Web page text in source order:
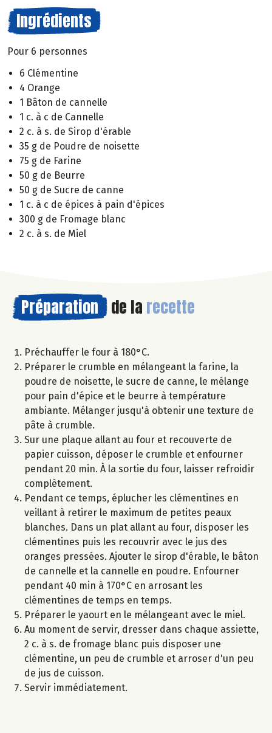
Ingrédients
Pour 6 personnes
6 Clémentine
4 Orange
1 Bâton de cannelle
1 c. à c de Cannelle
2 c. à s. de Sirop d'érable
35 g de Poudre de noisette
75 g de Farine
50 g de Beurre
50 g de Sucre de canne
1 c. à c de épices à pain d'épices
300 g de Fromage blanc
2 c. à s. de Miel
Préparation de la recette
Préchauffer le four à 180°C.
Préparer le crumble en mélangeant la farine, la
poudre de noisette, le sucre de canne, le mélange
pour pain d'épice et le beurre à température
ambiante. Mélanger jusqu'à obtenir une texture de
pâte à crumble.
Sur une plaque allant au four et recouverte de
papier cuisson, déposer le crumble et enfourner
pendant 20 min. À la sortie du four, laisser refroidir
complètement.
Pendant ce temps, éplucher les clémentines en
veillant à retirer le maximum de petites peaux
blanches. Dans un plat allant au four, disposer les
clémentines puis les recouvrir avec le jus des
oranges pressées. Ajouter le sirop d'érable, le bâton
de cannelle et la cannelle en poudre. Enfourner
pendant 40 min à 170°C en arrosant les
clémentines de temps en temps.
Préparer le yaourt en le mélangeant avec le miel.
Au moment de servir, dresser dans chaque assiette,
2 c. à s. de fromage blanc puis disposer une
clémentine, un peu de crumble et arroser d'un peu
de jus de cuisson.
Servir immédiatement.